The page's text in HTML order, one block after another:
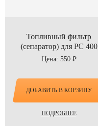
Топливный фильтр
(сепаратор) для PC 400
Цена: 550 ₽
ДОБАВИТЬ В КОРЗИНУ
ПОДРОБНЕЕ